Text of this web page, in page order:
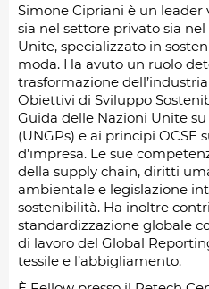
Simone Cipriani è un leader
sia nel settore privato sia
Unite, specializzato in
moda. Ha avuto un ruolo
trasformazione
Obiettivi di Sviluppo
Guida delle Nazioni Unite
(UNGPs) e ai principi OCSE
d’impresa. Le sue
della supply chain, diritti
ambientale e legislazione
sostenibilità. Ha inoltre
standardizzazione globale
di lavoro del Global
tessile e l’abbigliamento.